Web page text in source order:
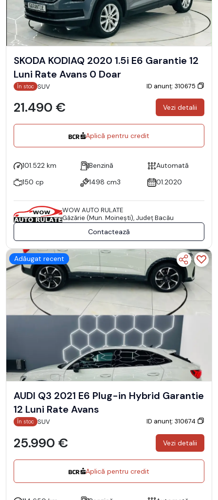
SKODA KODIAQ 2020 1.5i E6 Garantie 12
Luni Rate Avans 0 Doar
În stoc SUV ID anunț: 310675
21.490 € Vezi detalii
Aplică pentru credit
101.522 km Benzină
Automată
150 cp
1498 cm3 01.2020
WOW AUTO RULATE
Găzărie (Mun. Moineşti), Județ Bacău
Contactează
Adăugat recent
AUDI Q3 2021 E6 Plug-in Hybrid Garantie
12 Luni Rate Avans
În stoc SUV ID anunț: 310674
25.990 € Vezi detalii
Aplică pentru credit